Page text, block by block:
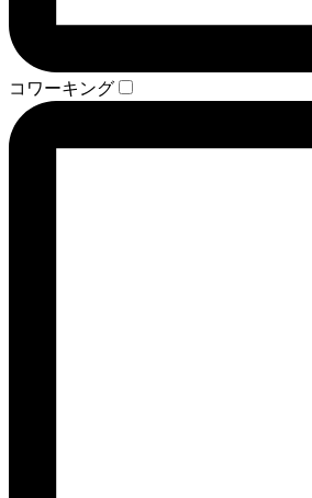
コワーキング